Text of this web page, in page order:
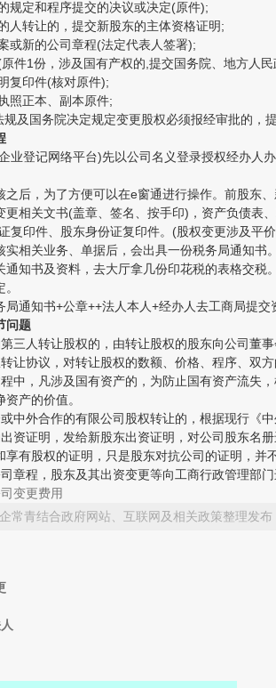
定和程序提交的决议或决定(原件);
转让的，提交新股东的主体资格证明;
新的公司章程(法定代表人签署);
1份，涉及国有产权的,提交国务院、地方人民
印件(核对原件);
正本、副本原件;
国务院决定规定变更股权必须报经审批的，提
登记网络平台)先以公司名义登录授权经办人办
，为了方便可以在e窗通进行操作。前股东、
关文书(盖章、签名、按手印)，资产负债表、
复印件、股东身份证复印件。(股权变更涉及平
关业务、单据后，会出具一份税务局通知书
书及资料，去大厅拿几份印花税的表格交税
知书+公章++法人本人+经办人去工商局提交
问题
人转让股权的，由转让股权的股东向公司董事
协议，对转让股权的数额、价格、程序、双方
，凡涉及国有资产的，为防止国有资产流失，
产的价值。
外合作的有限公司股权转让的，根据现行《中
证明，发给新股东出资证明，对公司股东名册
享有股权的证明，只是股东对抗公司的证明，并
程，股东及其出资变更等向工商行政管理部门
变更费用
常青结合政府网站、互联网及相关政策整理发